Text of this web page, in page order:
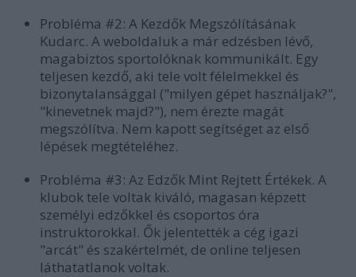
Probléma #2: A Kezdők Megszólításának
Kudarc. A weboldaluk a már edzésben lévő,
magabiztos sportolóknak kommunikált. Egy
teljesen kezdő, aki tele volt félelmekkel és
bizonytalansággal ("milyen gépet használjak?",
"kinevetnek majd?"), nem érezte magát
megszólítva. Nem kapott segítséget az első
lépések megtételéhez.
Probléma #3: Az Edzők Mint Rejtett Értékek. A
klubok tele voltak kiváló, magasan képzett
személyi edzőkkel és csoportos óra
instruktorokkal. Ők jelentették a cég igazi
"arcát" és szakértelmét, de online teljesen
láthatatlanok voltak.